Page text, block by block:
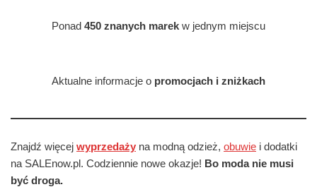
Ponad 450 znanych marek w jednym miejscu
Aktualne informacje o promocjach i zniżkach
Znajdź więcej wyprzedaży na modną odzież, obuwie i dodatki
na SALEnow.pl. Codziennie nowe okazje! Bo moda nie musi
być droga.